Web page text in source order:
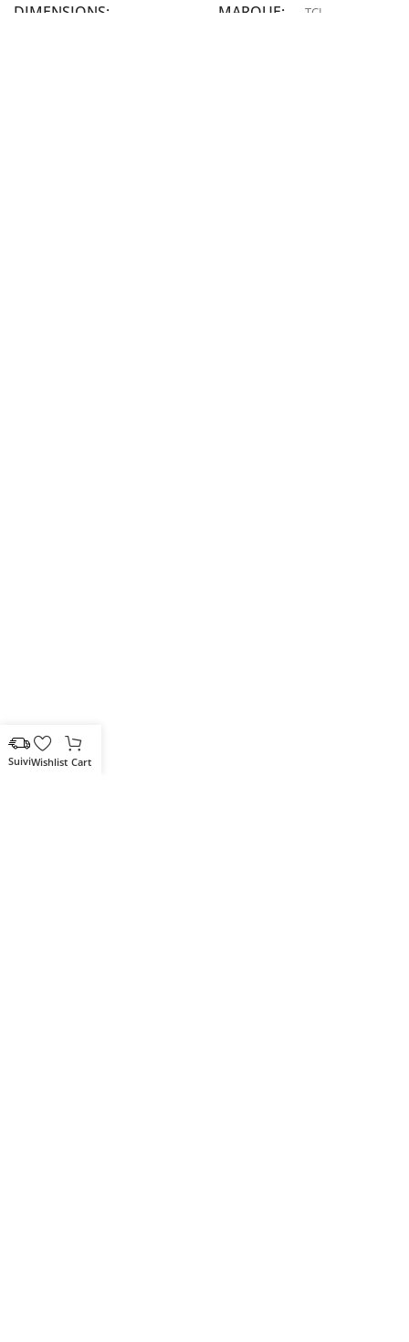
DIMENSIONS MARQUE TCL
Wishlist Cart